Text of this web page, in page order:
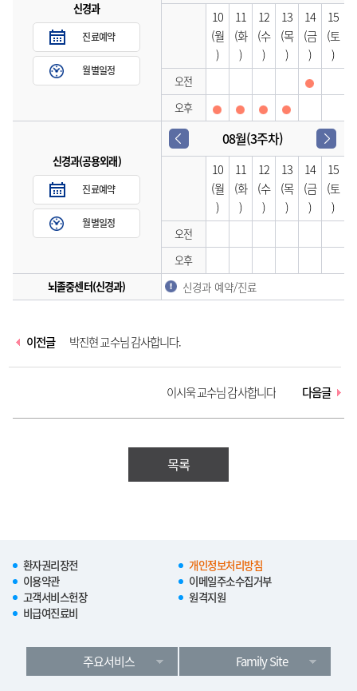
신경과
진료예약
월별일정
10
(월
)
11
(화
)
12
(수
)
13
(목
)
14
(금
)
15
(토
)
오전
오후
신경과(공용외래)
진료예약
월별일정
08월(3주차)
10
(월
)
11
(화
)
12
(수
)
13
(목
)
14
(금
)
15
(토
)
오전
오후
뇌졸중센터(신경과)
신경과 예약/진료
이전글 박진현 교수님 감사합니다.
이시욱 교수님 감사합니다 다음글
목록
환자권리장전
개인정보처리방침
이용약관
이메일주소수집거부
고객서비스헌장
원격지원
비급여진료비
주요서비스 Family Site